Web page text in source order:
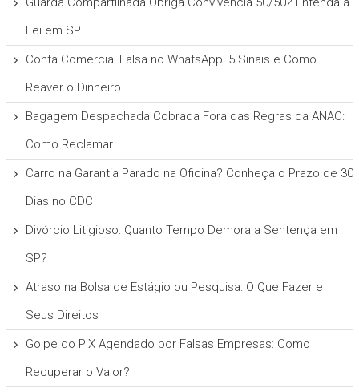
Lei em SP
Conta Comercial Falsa no WhatsApp: 5 Sinais e Como
Reaver o Dinheiro
Bagagem Despachada Cobrada Fora das Regras da ANAC:
Como Reclamar
Carro na Garantia Parado na Oficina? Conheça o Prazo de 30
Dias no CDC
Divórcio Litigioso: Quanto Tempo Demora a Sentença em
SP?
Atraso na Bolsa de Estágio ou Pesquisa: O Que Fazer e
Seus Direitos
Golpe do PIX Agendado por Falsas Empresas: Como
Recuperar o Valor?